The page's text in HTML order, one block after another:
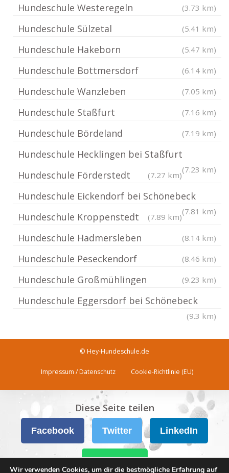
Hundeschule Westeregeln (3.73 km)
Hundeschule Sülzetal (5.41 km)
Hundeschule Hakeborn (5.47 km)
Hundeschule Bottmersdorf (6.14 km)
Hundeschule Wanzleben (7.05 km)
Hundeschule Staßfurt (7.16 km)
Hundeschule Bördeland (7.19 km)
Hundeschule Hecklingen bei Staßfurt
(7.23 km)
Hundeschule Förderstedt (7.27 km)
Hundeschule Eickendorf bei Schönebeck
(7.81 km)
Hundeschule Kroppenstedt (7.89 km)
Hundeschule Hadmersleben (8.14 km)
Hundeschule Peseckendorf (8.46 km)
Hundeschule Großmühlingen (9.23 km)
Hundeschule Eggersdorf bei Schönebeck
(9.3 km)
© Hey-Hundeschule.de
Impressum / Datenschutz Cookie-Richtlinie (EU)
Wir verwenden Cookies, um dir die bestmögliche Erfahrung auf
Diese Seite teilen
Facebook Twitter LinkedIn